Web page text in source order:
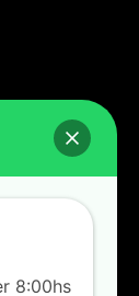
8:00hs